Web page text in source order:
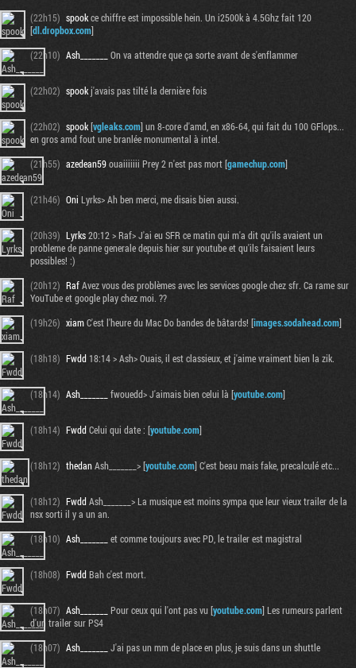
(22h15) spookce chiffre est impossible hein. Un i2500k à 4.5Ghz fait 120
[dl.dropbox.com]
(22h10) Ash_______ On va attendre que ça sorte avant de s'enflammer
(22h02) spookj'avais pas tilté la dernière fois
(22h02) spook[vgleaks.com] un 8-core d'amd, en x86-64, qui fait du 100 GFlops...
en gros amd fout une branlée monumental à intel.
(21h55) azedean59ouaiiiiiii Prey 2 n'est pas mort [gamechup.com]
(21h46) Oni Lyrks> Ah ben merci, me disais bien aussi.
(20h39) Lyrks20:12 > Raf> J'ai eu SFR ce matin qui m'a dit qu'ils avaient un
probleme de panne generale depuis hier sur youtube et qu'ils faisaient leurs
possibles! :)
(20h12) RafAvez vous des problèmes avec les services google chez sfr. Ca rame sur
YouTube et google play chez moi. ??
(19h26) xiamC'est l'heure du Mac Do bandes de bâtards! [images.sodahead.com]
(18h18) Fwdd18:14 > Ash> Ouais, il est classieux, et j'aime vraiment bien la zik.
(18h14) Ash_______ fwouedd> J'aimais bien celui là [youtube.com]
(18h14) FwddCelui qui date : [youtube.com]
(18h12) thedanAsh_______> [youtube.com] C'est beau mais fake, precalculé etc...
(18h12) FwddAsh_______> La musique est moins sympa que leur vieux trailer de la
nsx sorti il y a un an.
(18h10) Ash_______ et comme toujours avec PD, le trailer est magistral
(18h08) FwddBah c'est mort.
(18h07) Ash_______ Pour ceux qui l'ont pas vu [youtube.com] Les rumeurs parlent
d'un trailer sur PS4
(18h07) Ash_______ J'ai pas un mm de place en plus, je suis dans un shuttle